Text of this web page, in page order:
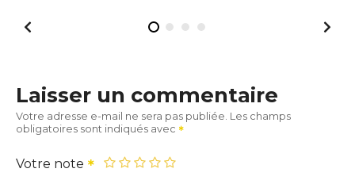
Laisser un commentaire
Votre adresse e-mail ne sera pas publiée. Les champs
obligatoires sont indiqués avec
Votre note